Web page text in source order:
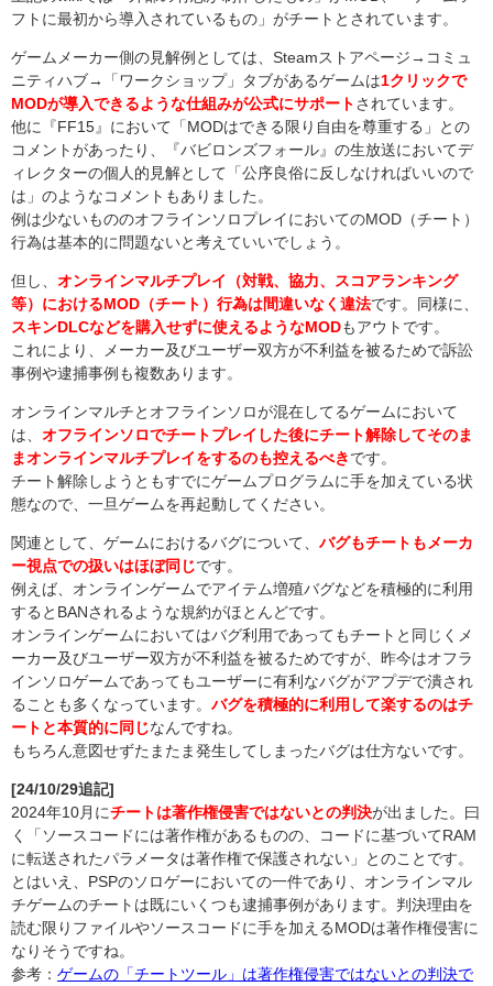
フトに最初から導入されているもの」がチートとされています。
ゲームメーカー側の見解例としては、Steamストアページ→コミュ
ニティハブ→「ワークショップ」タブがあるゲームは1クリックで
MODが導入できるような仕組みが公式にサポート されています。
他に『FF15』において「MODはできる限り自由を尊重する」との
コメントがあったり、『バビロンズフォール』の生放送においてデ
ィレクターの個人的見解として「公序良俗に反しなければいいので
は」のようなコメントもありました。
例は少ないもののオフラインソロプレイにおいてのMOD（チート）
行為は基本的に問題ないと考えていいでしょう。
但し、 オンラインマルチプレイ（対戦、協力、スコアランキング
等）におけるMOD（チート）行為は間違いなく違法です。同様に、
スキンDLCなどを購入せずに使えるようなMODもアウトです。
これにより、メーカー及びユーザー双方が不利益を被るためで訴訟
事例や逮捕事例も複数あります。
オンラインマルチとオフラインソロが混在してるゲームにおいて
は、 オフラインソロでチートプレイした後にチート解除してそのま
まオンラインマルチプレイをするのも控えるべき です。
チート解除しようともすでにゲームプログラムに手を加えている状
態なので、一旦ゲームを再起動してください。
関連として、ゲームにおけるバグについて、 バグもチートもメーカ
ー視点での扱いはほぼ同じ です。
例えば、オンラインゲームでアイテム増殖バグなどを積極的に利用
するとBANされるような規約がほとんどです。
オンラインゲームにおいてはバグ利用であってもチートと同じくメ
ーカー及びユーザー双方が不利益を被るためですが、昨今はオフラ
インソロゲームであってもユーザーに有利なバグがアプデで潰され
ることも多くなっています。 バグを積極的に利用して楽するのはチ
ートと本質的に同じ なんですね。
もちろん意図せずたまたま発生してしまったバグは仕方ないです。
[24/10/29追記]
2024年10月にチートは著作権侵害ではないとの判決が出ました。曰
く「ソースコードには著作権があるものの、コードに基づいてRAM
に転送されたパラメータは著作権で保護されない」とのことです。
とはいえ、PSPのソロゲーにおいての一件であり、オンラインマル
チゲームのチートは既にいくつも逮捕事例があります。判決理由を
読む限りファイルやソースコードに手を加えるMODは著作権侵害に
なりそうですね。
参考： ゲームの「チートツール」は著作権侵害ではないとの判決で